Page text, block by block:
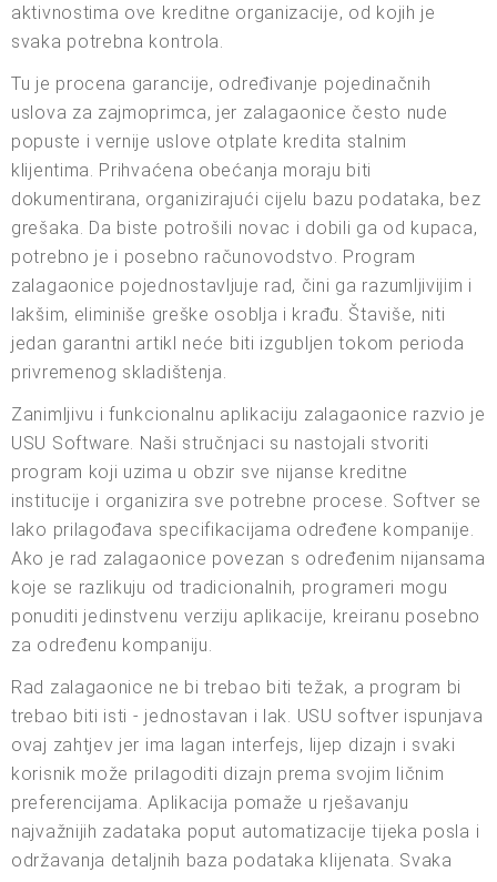
aktivnostima ove kreditne organizacije, od kojih je
svaka potrebna kontrola.
Tu je procena garancije, određivanje pojedinačnih
uslova za zajmoprimca, jer zalagaonice često nude
popuste i vernije uslove otplate kredita stalnim
klijentima. Prihvaćena obećanja moraju biti
dokumentirana, organizirajući cijelu bazu podataka, bez
grešaka. Da biste potrošili novac i dobili ga od kupaca,
potrebno je i posebno računovodstvo. Program
zalagaonice pojednostavljuje rad, čini ga razumljivijim i
lakšim, eliminiše greške osoblja i krađu. Štaviše, niti
jedan garantni artikl neće biti izgubljen tokom perioda
privremenog skladištenja.
Zanimljivu i funkcionalnu aplikaciju zalagaonice razvio je
USU Software. Naši stručnjaci su nastojali stvoriti
program koji uzima u obzir sve nijanse kreditne
institucije i organizira sve potrebne procese. Softver se
lako prilagođava specifikacijama određene kompanije.
Ako je rad zalagaonice povezan s određenim nijansama
koje se razlikuju od tradicionalnih, programeri mogu
ponuditi jedinstvenu verziju aplikacije, kreiranu posebno
za određenu kompaniju.
Rad zalagaonice ne bi trebao biti težak, a program bi
trebao biti isti - jednostavan i lak. USU softver ispunjava
ovaj zahtjev jer ima lagan interfejs, lijep dizajn i svaki
korisnik može prilagoditi dizajn prema svojim ličnim
preferencijama. Aplikacija pomaže u rješavanju
najvažnijih zadataka poput automatizacije tijeka posla i
održavanja detaljnih baza podataka klijenata. Svaka